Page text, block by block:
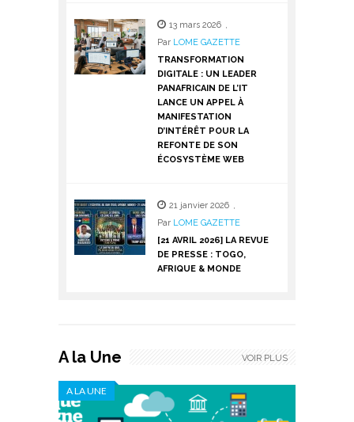
13 mars 2026 ,
Par LOME GAZETTE
TRANSFORMATION
DIGITALE : UN LEADER
PANAFRICAIN DE L’IT
LANCE UN APPEL À
MANIFESTATION
D’INTÉRÊT POUR LA
REFONTE DE SON
ÉCOSYSTÈME WEB
21 janvier 2026 ,
Par LOME GAZETTE
[21 AVRIL 2026] LA REVUE
DE PRESSE : TOGO,
AFRIQUE & MONDE
A la Une
A LA UNE
VOIR PLUS